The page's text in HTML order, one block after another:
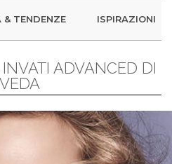
& TENDENZE ISPIRAZIONI
ADVANCED DI